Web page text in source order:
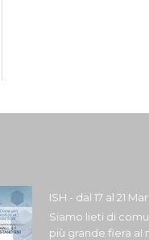
ISH - dal 17 al 21
Siamo lieti di
più grande fiera al